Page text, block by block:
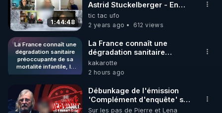
va
• Telegram - canal d'info : https://t.me/rgnr_fr
Cette émission a pour vocation de répondre à une
demande générale d'informations libres et
indépendantes de la part du grand public, qui n'en
peut plus des Fakenews des médias officiels. La
censure des GAFAM (Google, Amazon, Facebook,
Apple, Microsoft) qui fait rage nous pousse à nous
1:44:48
Astrid Stuckelberger - En
direct le 22 février 2024
tic tac ufo
2 years ago
612 views
La France connaît une
dégradation sanitaire
préoccupante de sa
mortalité infantile, la
faisant chuter à la
pays de l'Union
européenne, alors
qu'elle occupait la tête
du classement en
La France connaît une
dégradation sanitaire
préoccupante de sa
mortalité infantile, la faisant
chuter à la 23ème place sur
27 pays de l'Union
européenne, alors qu'elle
occupait la tête du
kakarotte
2 hours ago
Débunkage de l'émission
'Complément d'enquête' sur
le Pr Raoult, par Salim Laïbi
Sur les pas de Pierre et Lena